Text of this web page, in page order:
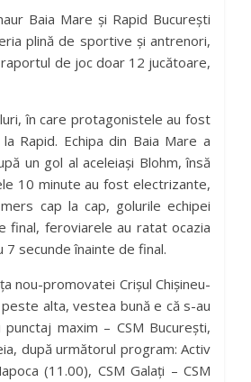
Baia Mare și Rapid București
plină de sportive și antrenori,
de joc doar 12 jucătoare,
în care protagonistele au fost
Rapid. Echipa din Baia Mare a
un gol al aceleiași Blohm, însă
10 minute au fost electrizante,
cap la cap, golurile echipei
final, feroviarele au ratat ocazia
7 secunde înainte de final.
nou-promovatei Crișul Chișineu-
alta, vestea bună e că s-au
maxim – CSM București,
după următorul program: Activ
(11.00), CSM Galați – CSM